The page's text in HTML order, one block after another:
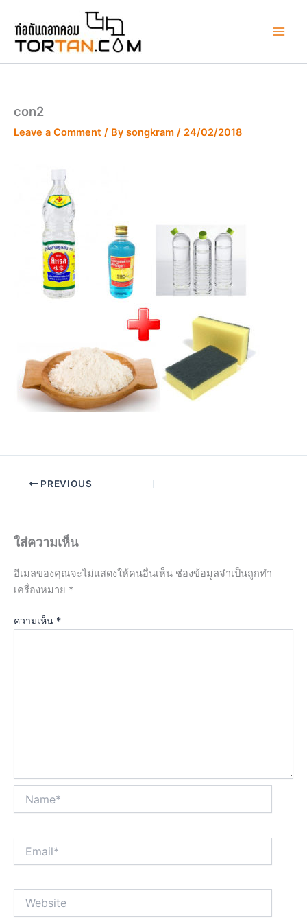
content
con2
Leave a Comment / By songkram / 24/02/2018
PREVIOUS
ใส่ความเห็น
อีเมลของคุณจะไม่แสดงให้คนอื่นเห็น ช่องข้อมูลจำเป็นถูกทำ
เครื่องหมาย *
ความเห็น *